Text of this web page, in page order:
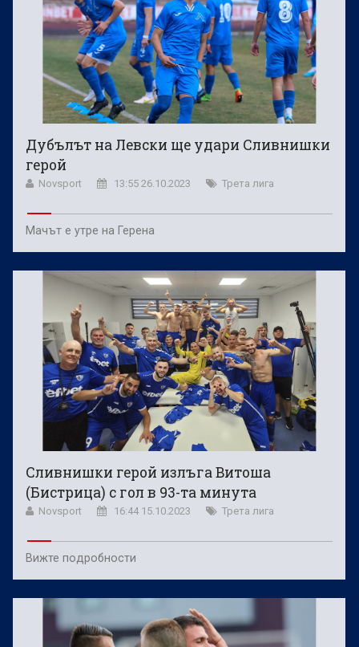
Дубълът на Левски ще удари Сливнишки
герой
Novsport 13:55 26.10.2023 Трета лига
Мачът е утре на Герена
Сливнишки герой излъга Витоша
(Бистрица) с гол в 93-та минута
Novsport 16:44 15.10.2023 Трета лига
Вижте подробности